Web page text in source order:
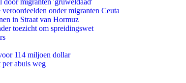
door migranten 'gruweldaad'
onder migranten Ceuta
in Straat van Hormuz
toezicht om spreidingswet
114 miljoen dollar
abuis weg